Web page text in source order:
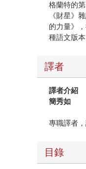
格蘭特的
《財星》
的力量》
種語文版
譯者
譯者介紹
簡秀如
專職譯者
目錄